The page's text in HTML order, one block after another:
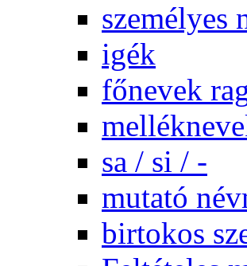
személyes
igék
főnevek
sa / si / -
mutató
birtokos